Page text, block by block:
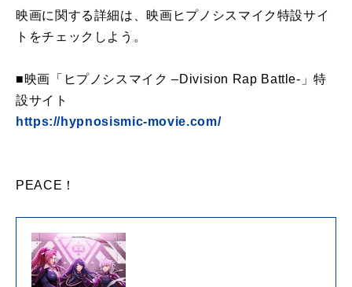
映画に関する詳細は、映画ヒプノシスマイク特設サイ
トをチェックしよう。
■映画「ヒプノシスマイク –Division Rap Battle-」特
設サイト
https://hypnosismic-movie.com/
PEACE！